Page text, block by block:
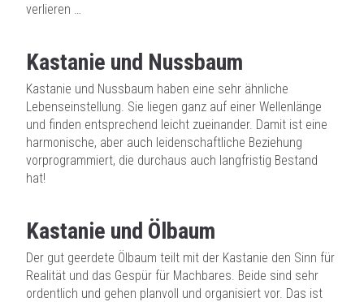
verlieren …
Kastanie und Nussbaum
Kastanie und Nussbaum haben eine sehr ähnliche
Lebenseinstellung. Sie liegen ganz auf einer Wellenlänge
und finden entsprechend leicht zueinander. Damit ist eine
harmonische, aber auch leidenschaftliche Beziehung
vorprogrammiert, die durchaus auch langfristig Bestand
hat!
Kastanie und Ölbaum
Der gut geerdete Ölbaum teilt mit der Kastanie den Sinn für
Realität und das Gespür für Machbares. Beide sind sehr
ordentlich und gehen planvoll und organisiert vor. Das ist